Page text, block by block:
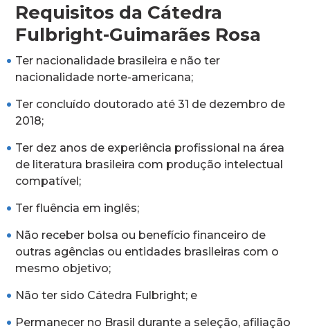
Requisitos da Cátedra
Fulbright-Guimarães Rosa
Ter nacionalidade brasileira e não ter
nacionalidade norte-americana;
Ter concluído doutorado até 31 de dezembro de
2018;
Ter dez anos de experiência profissional na área
de literatura brasileira com produção intelectual
compatível;
Ter fluência em inglês;
Não receber bolsa ou benefício financeiro de
outras agências ou entidades brasileiras com o
mesmo objetivo;
Não ter sido Cátedra Fulbright; e
Permanecer no Brasil durante a seleção, afiliação